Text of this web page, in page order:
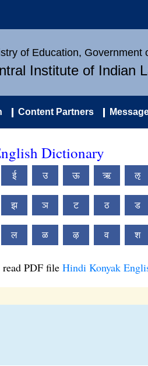
of Education, Government
Institute of Indian
Content Partners
Dictionary
ई उ ऊ ऋ ऌ
झ ञ ट ठ ड
ल ळ ऴ व श
PDF file Hindi Konyak